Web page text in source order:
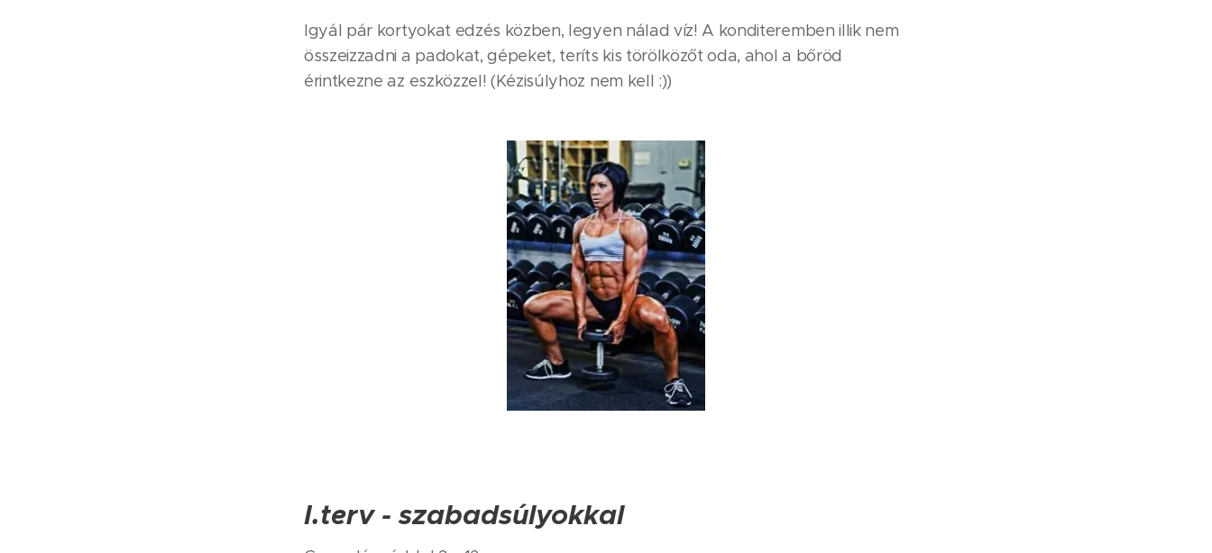
Igyál pár kortyokat edzés közben, legyen nálad víz! A konditeremben illik nem
összeizzadni a padokat, gépeket, teríts kis törölközőt oda, ahol a bőröd
érintkezne az eszközzel! (Kézisúlyhoz nem kell :))
I.terv - szabadsúlyokkal